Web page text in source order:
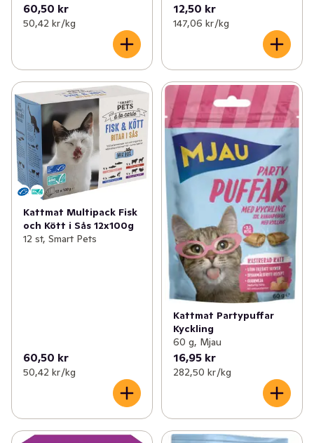
60,50 kr
50,42 kr /kg
12,50 kr
147,06 kr /kg
Kattmat Multipack Fisk
och Kött i Sås 12x100g
12 st, Smart Pets
60,50 kr
50,42 kr /kg
Kattmat Partypuffar
Kyckling
60 g, Mjau
16,95 kr
282,50 kr /kg